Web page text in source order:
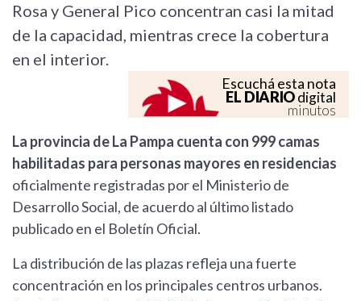
Rosa y General Pico concentran casi la mitad
de la capacidad, mientras crece la cobertura
en el interior.
Escuchá esta nota
EL DIARIOdigital
minutos
La provincia de La Pampa cuenta con 999 camas
habilitadas para personas mayores en residencias
oficialmente registradas por el Ministerio de
Desarrollo Social, de acuerdo al último listado
publicado en el Boletín Oficial.
La distribución de las plazas refleja una fuerte
concentración en los principales centros urbanos.